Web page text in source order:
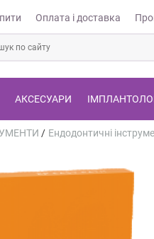
Оплата і доставка
АКСЕСУАРИ
/ Ендодонтичні